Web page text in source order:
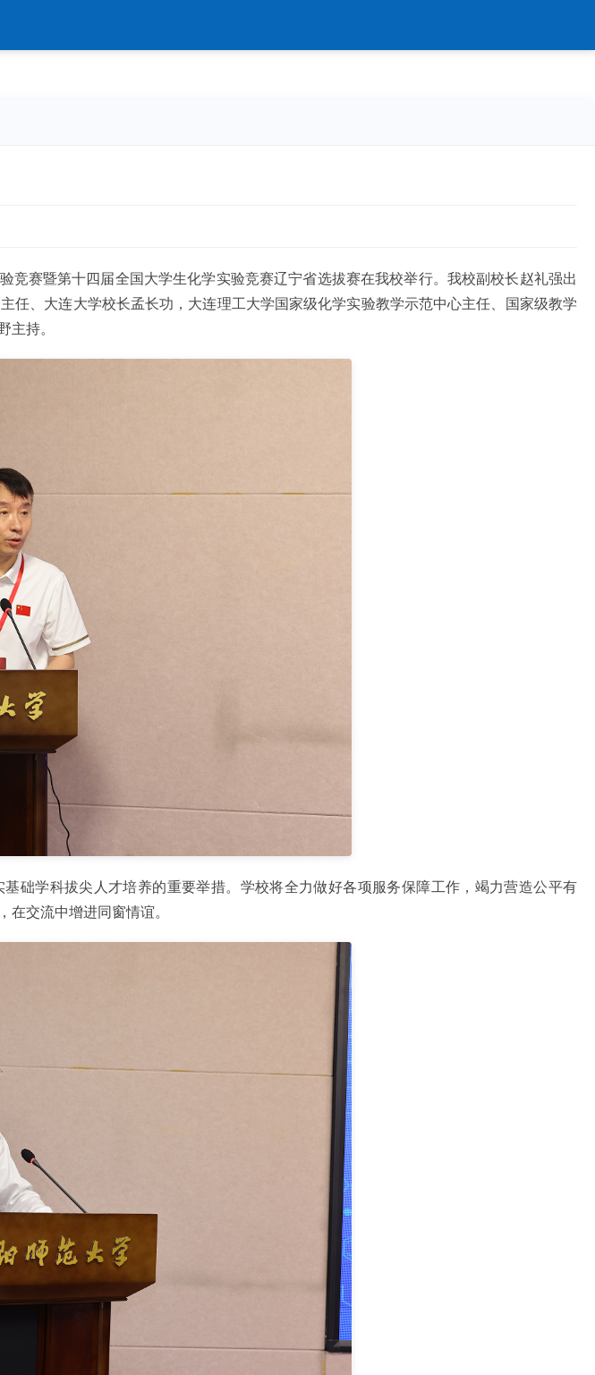
赛暨第十四届全国大学生化学实验竞赛辽宁省选拔赛在我校举行。我校副校长赵礼强出
、大连大学校长孟长功，大连理工大学国家级化学实验教学示范中心主任、国家级教学
持。
础学科拔尖人才培养的重要举措。学校将全力做好各项服务保障工作，竭力营造公平有
交流中增进同窗情谊。